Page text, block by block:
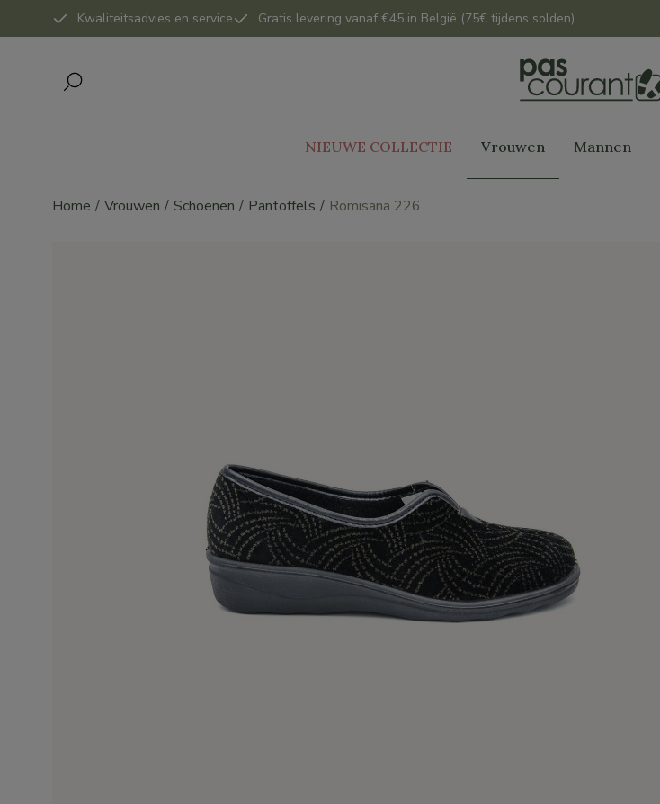
Kwaliteitsadvies en service Gratis levering vanaf €45 in België (75€ tijdens solden)
NIEUWE COLLECTIE Vrouwen Mannen
Home Vrouwen Schoenen Pantoffels Romisana 226